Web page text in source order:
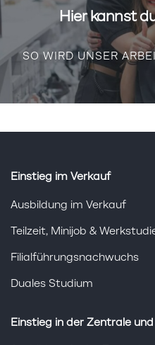
Hier kannst
SO WIRD UNSER
Einstieg im Verkauf
Ausbildung im Verkauf
Teilzeit, Minijob &
Filialführungsnachwuchs
Duales Studium
Einstieg in der Zentrale